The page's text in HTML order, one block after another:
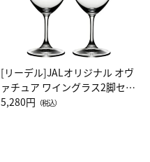
[リーデル]JALオリジナル オヴ
ァチュア ワイングラス2脚セッ
ト（レッドワイン）
5,280円 （税込）